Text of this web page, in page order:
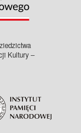
Kultury –